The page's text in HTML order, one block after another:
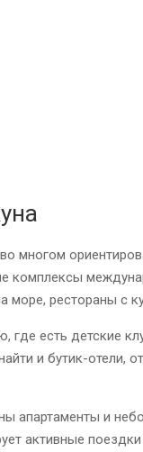
многом
комплексы
море, рестораны с
где есть детские
и бутик-
апартаменты и
активные